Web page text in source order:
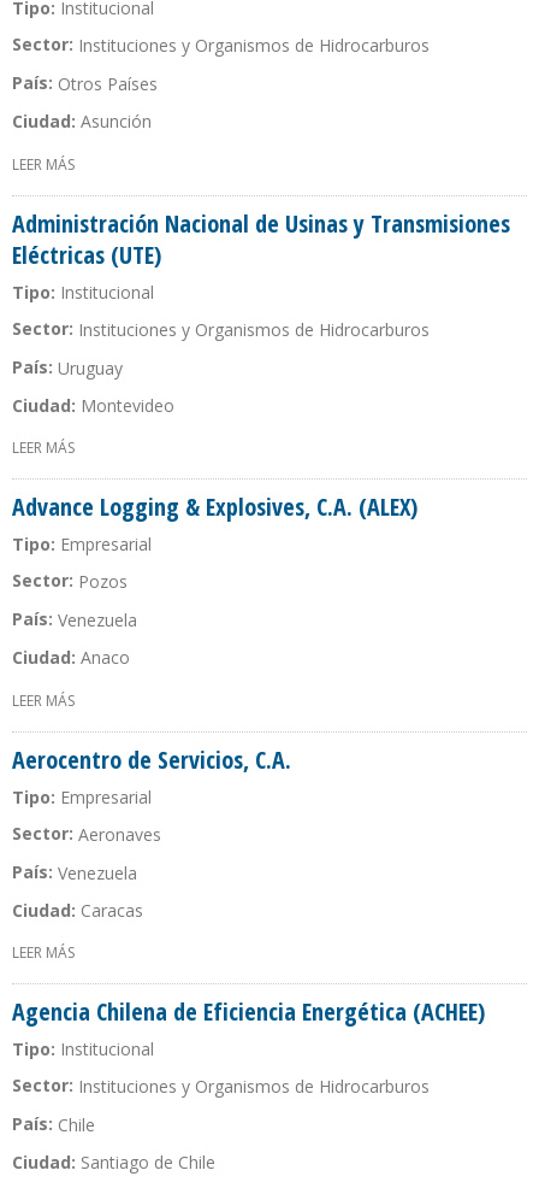
Tipo: Institucional
Sector: Instituciones y Organismos de Hidrocarburos
País: Otros Países
Ciudad: Asunción
LEER MÁS
Administración Nacional de Usinas y Transmisiones
Eléctricas (UTE)
Tipo: Institucional
Sector: Instituciones y Organismos de Hidrocarburos
País: Uruguay
Ciudad: Montevideo
LEER MÁS
ELÉCTRICAS (UTE)
Advance Logging & Explosives, C.A. (ALEX)
Tipo: Empresarial
Sector: Pozos
País: Venezuela
Ciudad: Anaco
LEER MÁS
Aerocentro de Servicios, C.A.
Tipo: Empresarial
Sector: Aeronaves
País: Venezuela
Ciudad: Caracas
LEER MÁS
Agencia Chilena de Eficiencia Energética (ACHEE)
Tipo: Institucional
Sector: Instituciones y Organismos de Hidrocarburos
País: Chile
Ciudad: Santiago de Chile